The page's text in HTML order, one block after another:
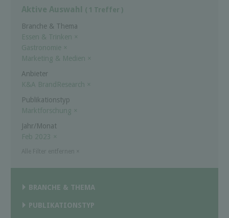
Aktive Auswahl ( 1 Treffer )
Branche & Thema
Essen & Trinken ×
Gastronomie ×
Marketing & Medien ×
Anbieter
K&A BrandResearch ×
Publikationstyp
Marktforschung ×
Jahr/Monat
Feb 2023 ×
BRANCHE & THEMA
PUBLIKATIONSTYP